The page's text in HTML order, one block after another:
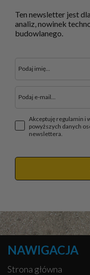
Ten newsletter jest
analiz, nowinek
budowlanego.
Akceptuję regulamin i
powyższych danych
newslettera.
NAWIGACJA
Strona główna